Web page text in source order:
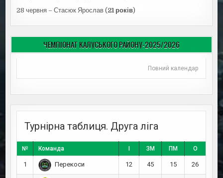
28 червня – Стасюк Ярослав (21 років)
ЧЕМПІОНАТ КАЛУСЬКОГО РАЙОНУ-2025/2026
Повний календар
Турнірна таблиця. Друга ліга
№ Команда І ЗМ ПМ О
1 Перекоси 12 45 15 26